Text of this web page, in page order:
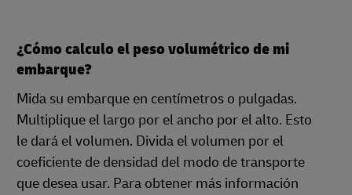
¿Cómo calculo el peso volumétrico de mi
embarque?
Mida su embarque en centímetros o pulgadas.
Multiplique el largo por el ancho por el alto. Esto
le dará el volumen. Divida el volumen por el
coeficiente de densidad del modo de transporte
que desea usar. Para obtener más información